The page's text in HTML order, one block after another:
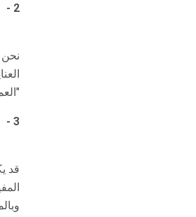
2 -
3 -
قد